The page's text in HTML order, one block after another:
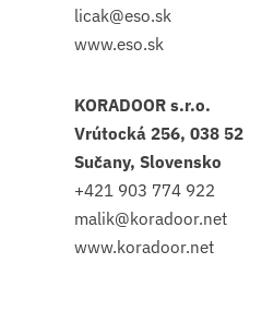
licak@eso.sk
www.eso.sk
KORADOOR s.r.o.
Vrútocká 256, 038 52
Sučany, Slovensko
+421 903 774 922
malik@koradoor.net
www.koradoor.net